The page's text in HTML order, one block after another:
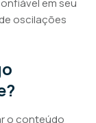
em seu
oscilações
o conteúdo